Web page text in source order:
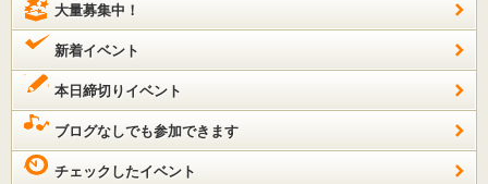
大量募集中！
新着イベント
本日締切りイベント
ブログなしでも参加できます
チェックしたイベント